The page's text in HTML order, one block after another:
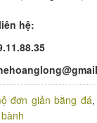
hệ:
đơn giản bằng đá,